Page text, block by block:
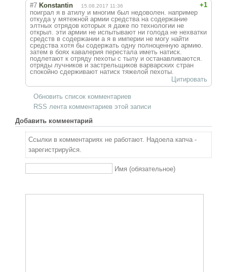
+1
#7 Konstantin 15.08.2017 11:36
поиграл я в атилу и многим был недоволен. например
откуда у мятежной армии средства на содержание
элтных отрядов которых я даже по технологии не
открыл. эти армии не испытывают ни голода не нехватки
средств в содержании а я в империи не могу найти
средства хотя бы содержать одну полноценную армию.
затем в боях кавалерия перестала иметь натиск.
подлетают к отряду пехоты с тылу и останавливаются.
отряды лучников и застрельщиков варварских стран
спокойно сдерживают натиск тяжелой пехоты.
Цитировать
Обновить список комментариев
RSS лента комментариев этой записи
Добавить комментарий
Ссылки в комментариях не работают. Надоела капча -
зарегистрируйся.
Имя (обязательное)